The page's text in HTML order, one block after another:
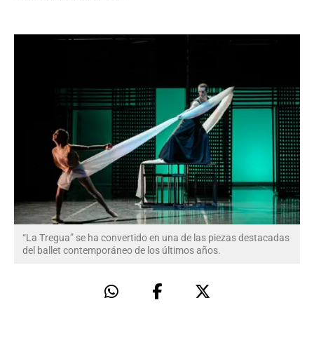
“La Tregua” se ha convertido en una de las piezas destacadas
del ballet contemporáneo de los últimos años.